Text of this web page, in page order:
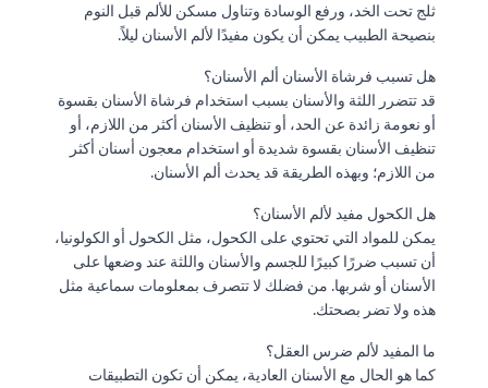
ثلج تحت الخد، ورفع الوسادة وتناول مسكن للألم قبل النوم
بنصيحة الطبيب يمكن أن يكون مفيدًا لألم الأسنان ليلاً.
هل تسبب فرشاة الأسنان ألم الأسنان؟
قد تتضرر اللثة والأسنان بسبب استخدام فرشاة الأسنان بقسوة
أو نعومة زائدة عن الحد، أو تنظيف الأسنان أكثر من اللازم، أو
تنظيف الأسنان بقسوة شديدة أو استخدام معجون أسنان أكثر
من اللازم؛ وبهذه الطريقة قد يحدث ألم الأسنان.
هل الكحول مفيد لألم الأسنان؟
يمكن للمواد التي تحتوي على الكحول، مثل الكحول أو الكولونيا،
أن تسبب ضررًا كبيرًا للجسم والأسنان واللثة عند وضعها على
الأسنان أو شربها. من فضلك لا تتصرف بمعلومات سماعية مثل
هذه ولا تضر بصحتك.
ما المفيد لألم ضرس العقل؟
كما هو الحال مع الأسنان العادية، يمكن أن تكون التطبيقات